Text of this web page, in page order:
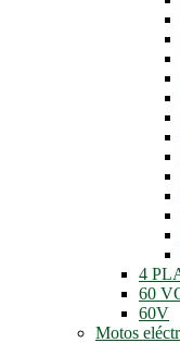
4
60
60V
Motos